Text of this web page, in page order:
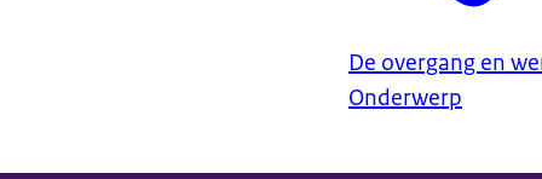
De overgang en
Onderwerp